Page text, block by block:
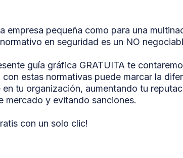
empresa pequeña como para una
en seguridad es un NO
guía gráfica GRATUITA te
con estas normativas puede marcar la
tu organización, aumentando tu
mercado y evitando sanciones.
con un solo clic!